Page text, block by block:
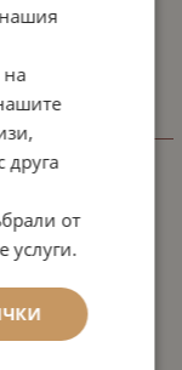
на
друга
от
услуги.